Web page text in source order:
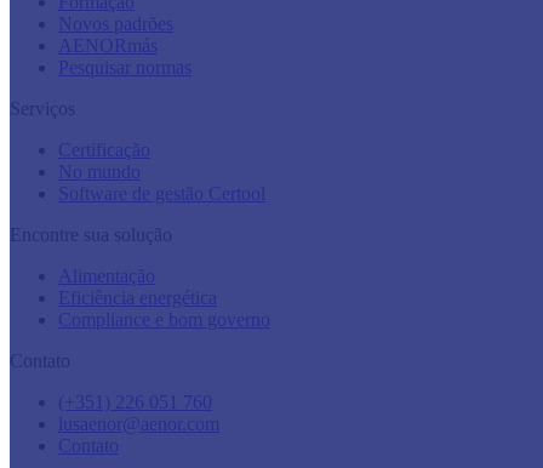
Novos padrões
AENORmás
Pesquisar normas
Serviços
Certificação
No mundo
Software de gestão Certool
Encontre sua solução
Alimentação
Eficiência energética
Compliance e bom governo
Contato
(+351) 226 051 760
lusaenor@aenor.com
Contato